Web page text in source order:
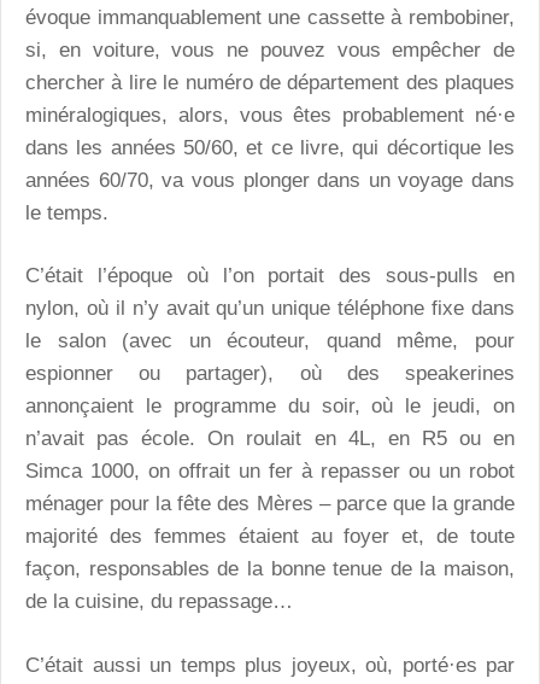
évoque immanquablement une cassette à rembobiner,
si, en voiture, vous ne pouvez vous empêcher de
chercher à lire le numéro de département des plaques
minéralogiques, alors, vous êtes probablement né·e
dans les années 50/60, et ce livre, qui décortique les
années 60/70, va vous plonger dans un voyage dans
le temps.
C’était l’époque où l’on portait des sous-pulls en
nylon, où il n’y avait qu’un unique téléphone fixe dans
le salon (avec un écouteur, quand même, pour
espionner ou partager), où des speakerines
annonçaient le programme du soir, où le jeudi, on
n’avait pas école. On roulait en 4L, en R5 ou en
Simca 1000, on offrait un fer à repasser ou un robot
ménager pour la fête des Mères – parce que la grande
majorité des femmes étaient au foyer et, de toute
façon, responsables de la bonne tenue de la maison,
de la cuisine, du repassage…
C’était aussi un temps plus joyeux, où, porté·es par